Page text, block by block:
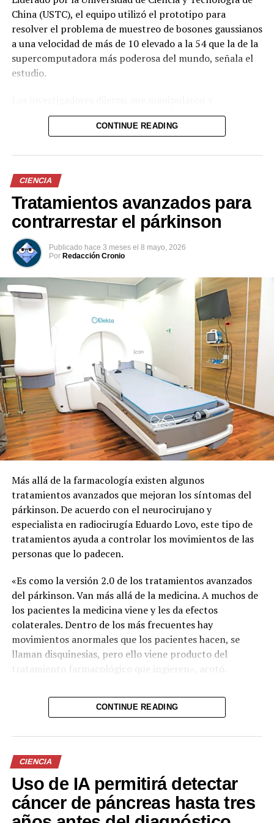
vuelve una esperanza para personas con parálisis
China (USTC), el equipo utilizó el prototipo para
resolver el problema de muestreo de bosones gaussianos
a una velocidad de más de 10 elevado a la 54 que la de la
supercomputadora más poderosa del mundo, señala el
estudio.
detectaron estados cuánticos de hasta 3.050 fotones, un
salto significativo respecto a los 255 fotones alcanzados
Comparte esto:
Facebook X
Me gusta esto:
CONTINUE READING
CIENCIA
Tratamientos avanzados para
contrarrestar el párkinson
Publicado hace 3 meses el 8 mayo, 2026
Por Redacción Cronio
Más allá de la farmacología existen algunos
tratamientos avanzados que mejoran los síntomas del
párkinson. De acuerdo con el neurocirujano y
especialista en radiocirugía Eduardo Lovo, este tipo de
tratamientos ayuda a controlar los movimientos de las
personas que lo padecen.
«Es como la versión 2.0 de los tratamientos avanzados
del párkinson. Van más allá de la medicina. A muchos de
los pacientes la medicina viene y les da efectos
colaterales. Dentro de los más frecuentes hay
movimientos anormales que los pacientes hacen, se
llaman disquinesias, pero ello viene producto del
tratamiento farmacológico que ingieren», acotó.
Cuando esa fase llega en los pacientes, algunos,
dependiendo de las características, son candidatos para
En el mundo de la neurocirugía, la más clásica es la
técnica de estimulación cerebral profunda (DBS, por sus
siglas en inglés).
«Básicamente lo que hace es que se te colocan unos
CONTINUE READING
CIENCIA
Uso de IA permitirá detectar
cáncer de páncreas hasta tres